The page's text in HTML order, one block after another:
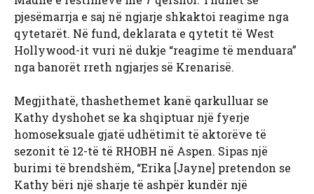
pjesëmarrja e saj në ngjarje shkaktoi reagime nga
qytetarët. Në fund, deklarata e qytetit të West
Hollywood-it vuri në dukje “reagime të menduara”
nga banorët rreth ngjarjes së Krenarisë.
Megjithatë, thashethemet kanë qarkulluar se
Kathy dyshohet se ka shqiptuar një fyerje
homoseksuale gjatë udhëtimit të aktorëve të
sezonit të 12-të të RHOBH në Aspen. Sipas një
burimi të brendshëm, “Erika [Jayne] pretendon se
Kathy bëri një sharje të ashpër kundër një